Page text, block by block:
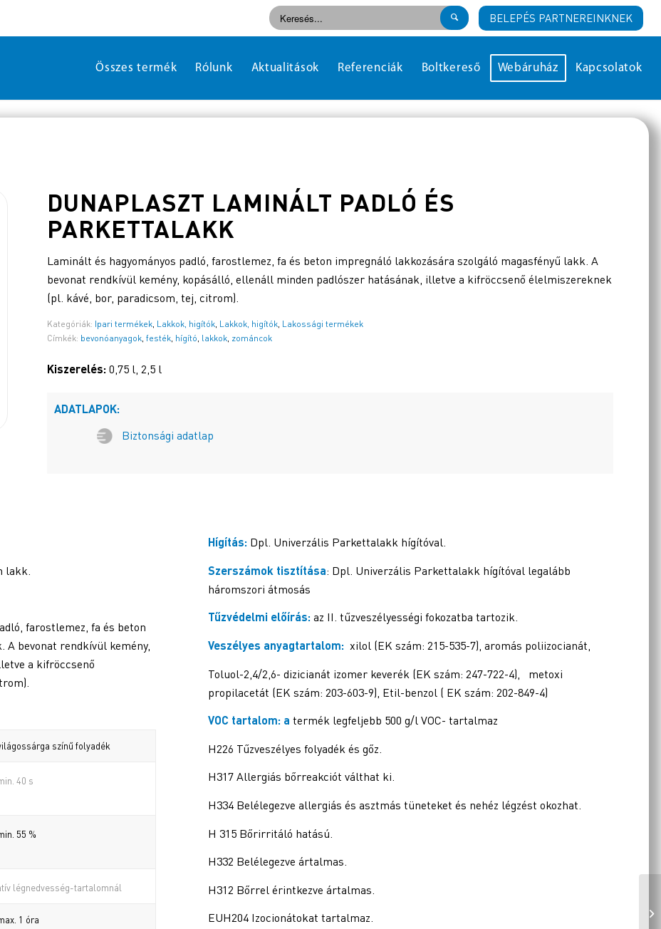
BELEPÉS PARTNEREINKNEK
Összes termék Rólunk Aktualitások Referenciák Boltkereső Webáruház Kapcsolatok
DUNAPLASZT LAMINÁLT PADLÓ ÉS
PARKETTALAKK
Laminált és hagyományos padló, farostlemez, fa és beton impregnáló lakkozására szolgáló magasfényű lakk. A
bevonat rendkívül kemény, kopásálló, ellenáll minden padlószer hatásának, illetve a kifröccsenő élelmiszereknek
(pl. kávé, bor, paradicsom, tej, citrom).
Kategóriák: Ipari termékek Lakkok, higítók Lakkok, higítók Lakossági termékek
Címkék: bevonóanyagok ,festék hígító lakkok zománcok
Kiszerelés:0,75 l, 2,5 l
ADATLAPOK:
Biztonsági adatlap
lakk.
farostlemez, fa és beton
bevonat rendkívül kemény,
a kifröccsenő
színű folyadék
40 s
55 %
légnedvesség-tartalomnál
1 óra
Hígítás: Dpl. Univerzális Parkettalakk hígítóval.
Szerszámok tisztítása: Dpl. Univerzális Parkettalakk hígítóval legalább
háromszori átmosás
Tűzvédelmi előírás:az II. tűzveszélyességi fokozatba tartozik.
Veszélyes anyagtartalom:xilol (EK szám: 215-535-7), aromás poliizocianát,
Toluol-2,4/2,6- dizicianát izomer keverék (EK szám: 247-722-4), metoxi
propilacetát (EK szám: 203-603-9), Etil-benzol ( EK szám: 202-849-4)
VOC tartalom: atermék legfeljebb 500 g/l VOC- tartalmaz
H226 Tűzveszélyes folyadék és gőz.
H317 Allergiás bőrreakciót válthat ki.
H334 Belélegezve allergiás és asztmás tüneteket és nehéz légzést okozhat.
H 315 Bőrirritáló hatású.
H332 Belélegezve ártalmas.
H312 Bőrrel érintkezve ártalmas.
EUH204 Izocionátokat tartalmaz.